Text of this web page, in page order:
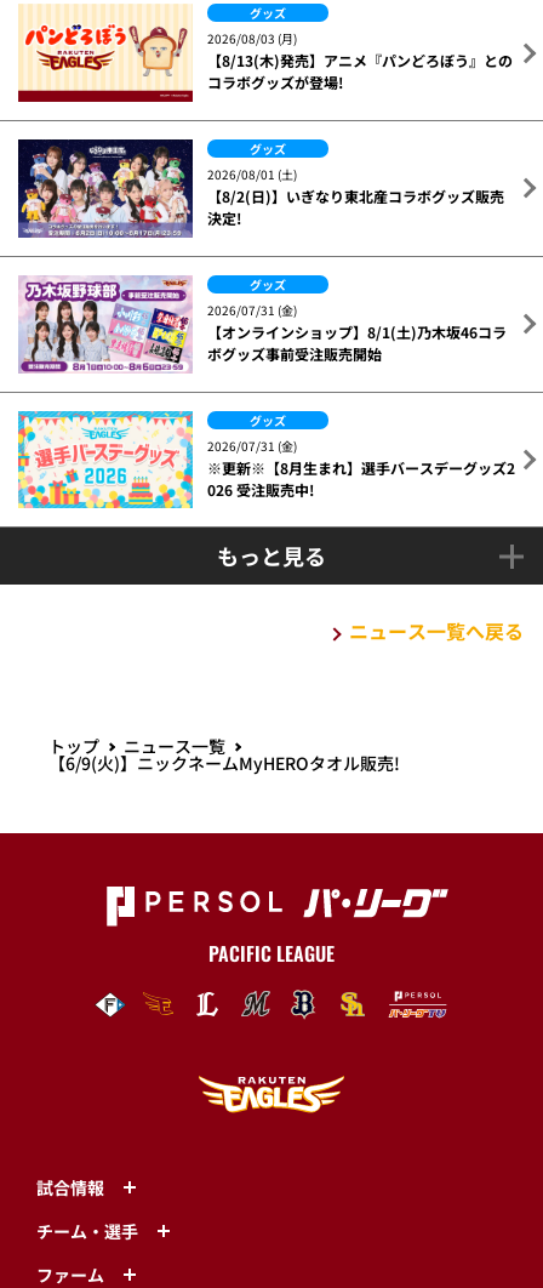
グッズ
2026/08/03 (月)
【8/13(木)発売】アニメ『パンどろぼう』との
コラボグッズが登場!
グッズ
2026/08/01 (土)
【8/2(日)】いぎなり東北産コラボグッズ販売
決定!
グッズ
2026/07/31 (金)
【オンラインショップ】8/1(土)乃木坂46コラ
ボグッズ事前受注販売開始
グッズ
2026/07/31 (金)
※更新※【8月生まれ】選手バースデーグッズ2
026 受注販売中!
もっと見る
ニュース一覧へ戻る
トップ ニュース一覧
【6/9(火)】ニックネームMyHEROタオル販売!
PACIFIC LEAGUE
試合情報
チーム・選手
ファーム